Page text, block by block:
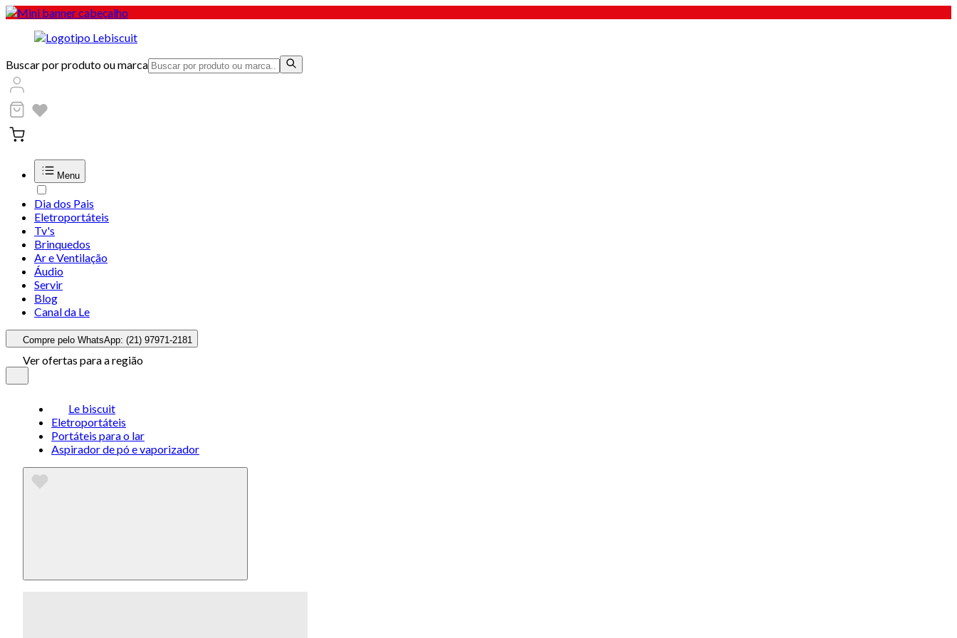
Buscar por produto ou marca
Menu
Dia dos Pais
Eletroportáteis
Tv's
Brinquedos
Ar e Ventilação
Áudio
Servir
Blog
Canal da Le
Compre pelo WhatsApp: (21) 97971-2181
Ver ofertas para a região
Le biscuit
Eletroportáteis
Portáteis para o lar
Aspirador de pó e vaporizador